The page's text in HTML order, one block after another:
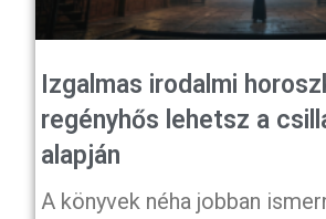
Izgalmas irodalmi
regényhős lehetsz a
alapján
A könyvek néha jobban